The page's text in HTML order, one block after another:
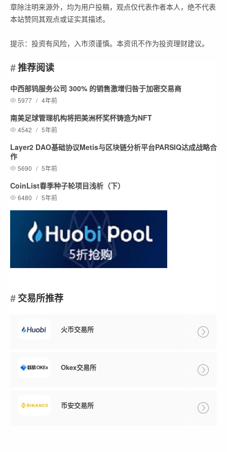
章除注明来源外，均为用户投稿，观点仅代表作者本人，绝不代表
本站赞同其观点或证实其描述。
提示：投资有风险，入市须谨慎。本资讯不作为投资理财建议。
推荐阅读
中西部钨服务公司 300% 的销售激增归咎于加密交易商
5977 / 4年前
南美足球管理机构将把美洲杯奖杯铸造为NFT
4542 / 5年前
Layer2 DAO基础协议Metis与区块链分析平台PARSIQ达成战略合
作
5690 / 5年前
CoinList春季种子轮项目浅析（下）
6480 / 5年前
交易所推荐
火币交易所
Okex交易所
币安交易所